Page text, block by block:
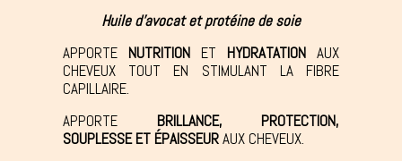
Huile d'avocat et protéine de soie
APPORTE NUTRITION ET HYDRATATION AUX
CHEVEUX TOUT EN STIMULANT LA FIBRE
CAPILLAIRE.
APPORTE BRILLANCE, PROTECTION,
SOUPLESSE ET ÉPAISSEURAUX CHEVEUX.